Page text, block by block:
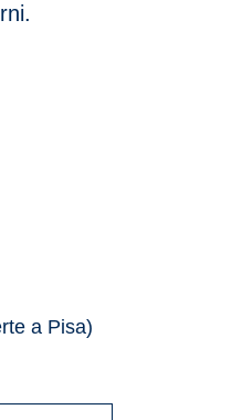
a Pisa)